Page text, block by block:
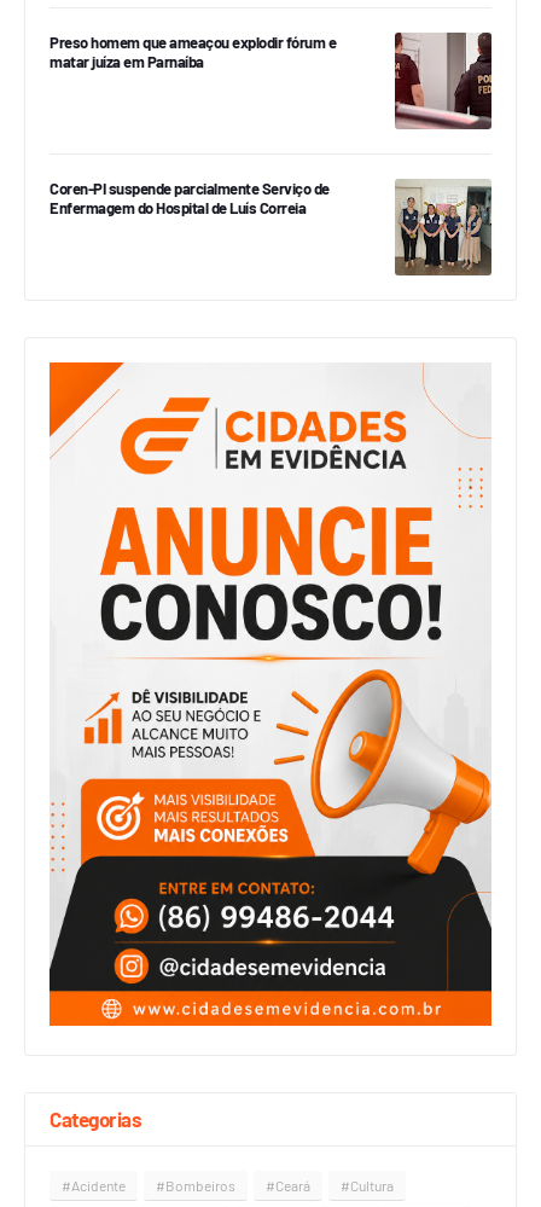
Preso homem que ameaçou explodir fórum e
matar juíza em Parnaíba
Coren-PI suspende parcialmente Serviço de
Enfermagem do Hospital de Luís Correia
Categorias
#Acidente #Bombeiros #Ceará #Cultura